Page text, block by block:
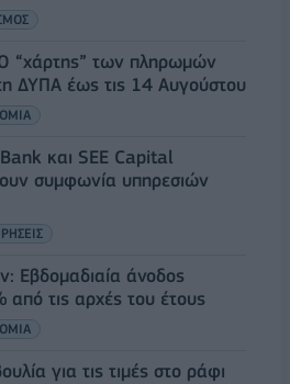
“χάρτης” των πληρωμών
ΔΥΠΑ έως τις 14 Αυγούστου
και SEE Capital
συμφωνία υπηρεσιών
Εβδομαδιαία άνοδος
τις αρχές του έτους
για τις τιμές στο ράφι